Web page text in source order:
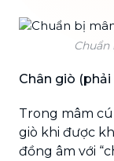
Chân giò
Trong mâm
giò khi được
đồng âm với